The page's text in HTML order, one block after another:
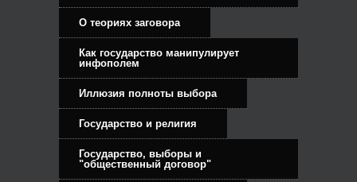
О теориях заговора
Как государство манипулирует
инфополем
Иллюзия полноты выбора
Государство и религия
Государство, выборы и
"общественный договор"